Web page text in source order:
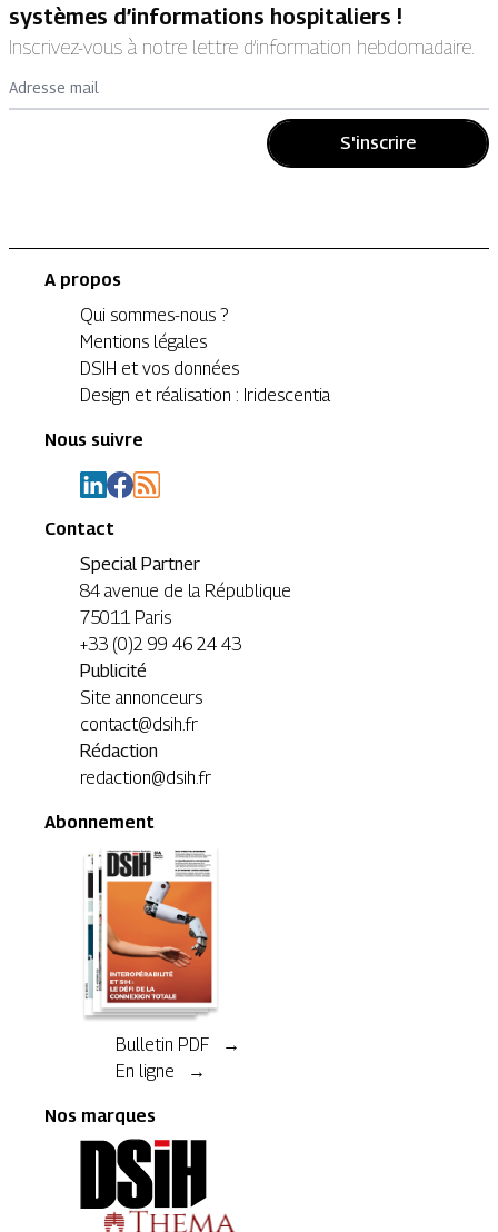
systèmes d’informations hospitaliers !
Inscrivez-vous à notre lettre d’information hebdomadaire.
Adresse mail
S'inscrire
A propos
Qui sommes-nous ?
Mentions légales
DSIH et vos données
Design et réalisation : Iridescentia
Nous suivre
Contact
Special Partner
84 avenue de la République
75011 Paris
+33 (0)2 99 46 24 43
Publicité
Site annonceurs
contact@dsih.fr
Rédaction
redaction@dsih.fr
Abonnement
Bulletin PDF →
En ligne →
Nos marques